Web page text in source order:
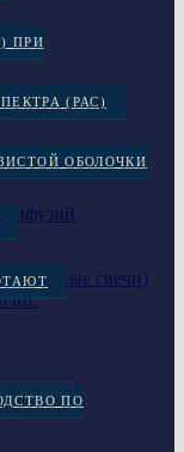
ПРИ
(РАС)
ОБОЛОЧКИ
ПО
инфузий
свечи)
шт.